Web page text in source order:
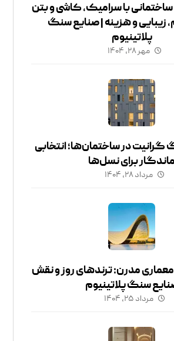
با سرامیک، کاشی و بتن
زیبایی و هزینه | صنایع سنگ
پلاتینیوم
مهر ۲۸, ۱۴۰۴
در ساختمان‌ها؛ انتخابی
ماندگار برای نسل‌ها
مرداد ۲۸, ۱۴۰۴
مدرن: ترندهای روز و نقش
سنگ پلاتینیوم
مرداد ۲۵, ۱۴۰۴